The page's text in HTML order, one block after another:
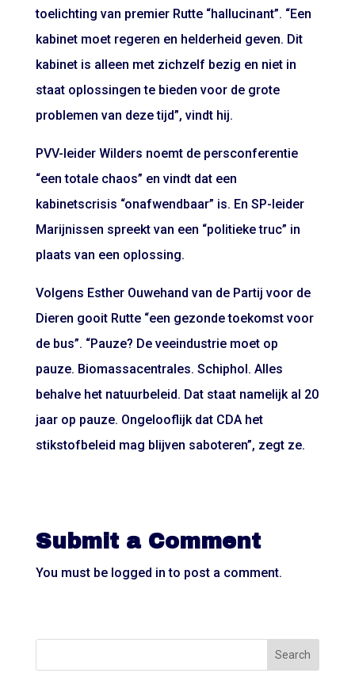
toelichting van premier Rutte “hallucinant”. “Een
kabinet moet regeren en helderheid geven. Dit
kabinet is alleen met zichzelf bezig en niet in
staat oplossingen te bieden voor de grote
problemen van deze tijd”, vindt hij.
PVV-leider Wilders noemt de persconferentie
“een totale chaos” en vindt dat een
kabinetscrisis “onafwendbaar” is. En SP-leider
Marijnissen spreekt van een “politieke truc” in
plaats van een oplossing.
Volgens Esther Ouwehand van de Partij voor de
Dieren gooit Rutte “een gezonde toekomst voor
de bus”. “Pauze? De veeindustrie moet op
pauze. Biomassacentrales. Schiphol. Alles
behalve het natuurbeleid. Dat staat namelijk al 20
jaar op pauze. Ongelooflijk dat CDA het
stikstofbeleid mag blijven saboteren”, zegt ze.
Submit a Comment
You must be logged in to post a comment.